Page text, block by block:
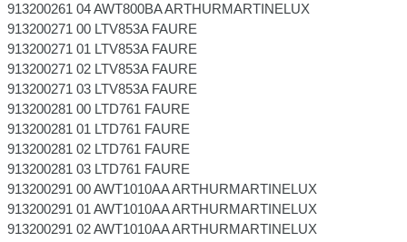
913200261 04 AWT800BA ARTHURMARTINELUX
913200271 00 LTV853A FAURE
913200271 01 LTV853A FAURE
913200271 02 LTV853A FAURE
913200271 03 LTV853A FAURE
913200281 00 LTD761 FAURE
913200281 01 LTD761 FAURE
913200281 02 LTD761 FAURE
913200281 03 LTD761 FAURE
913200291 00 AWT1010AA ARTHURMARTINELUX
913200291 01 AWT1010AA ARTHURMARTINELUX
913200291 02 AWT1010AA ARTHURMARTINELUX